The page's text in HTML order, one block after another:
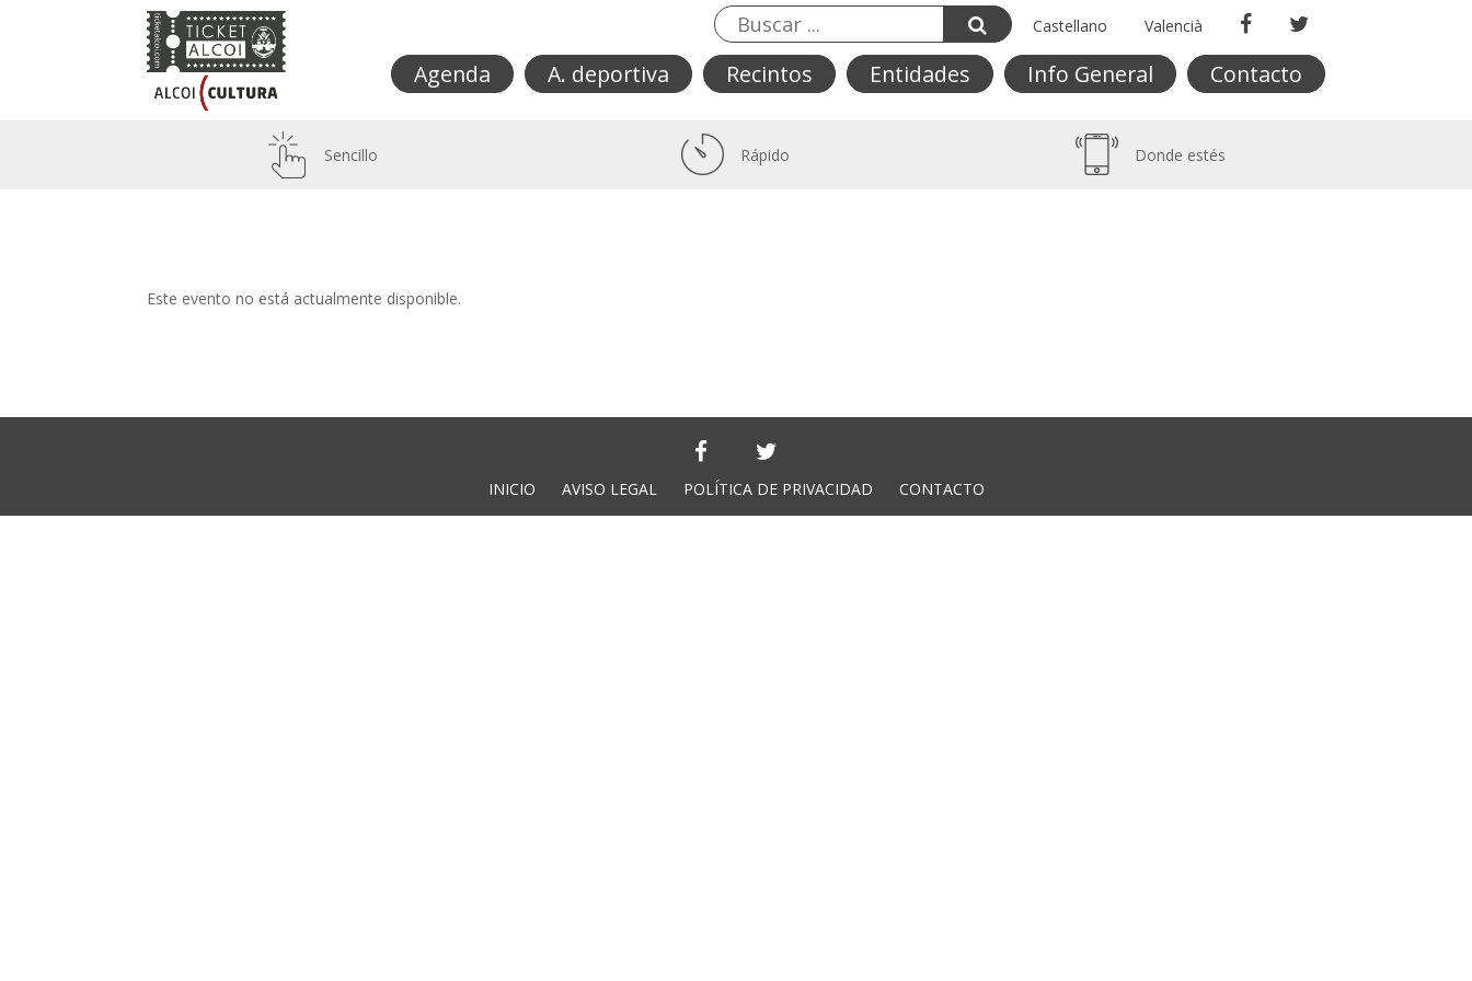
Castellano Valencià
Agenda A. deportiva Recintos Entidades Info General Contacto
Sencillo Rápido Donde estés
Este evento no está actualmente disponible.
INICIO AVISO LEGAL POLÍTICA DE PRIVACIDAD CONTACTO